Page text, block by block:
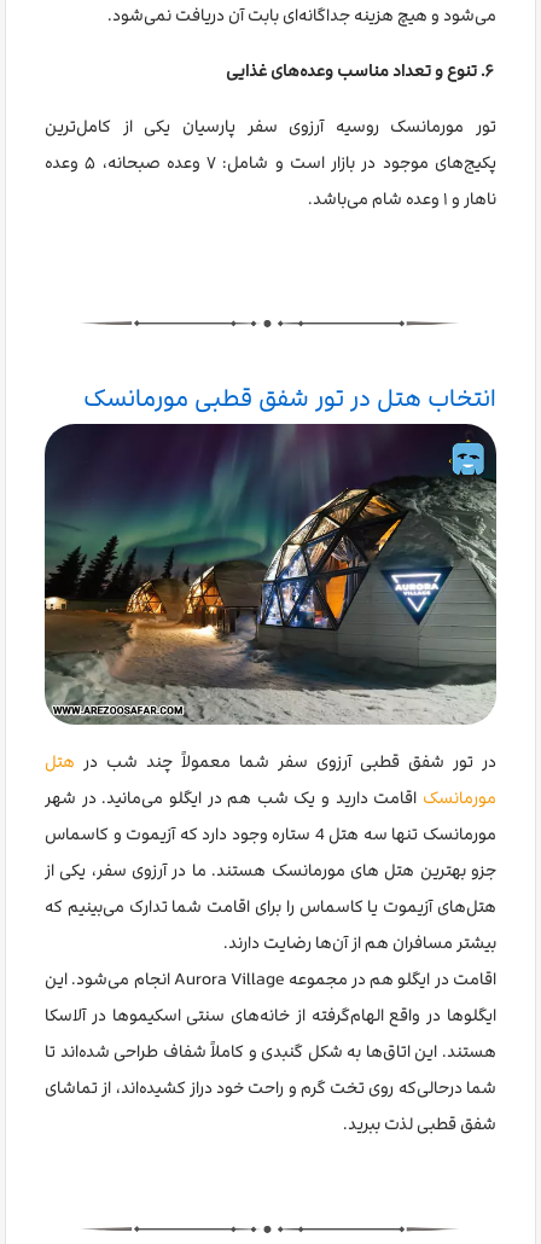
می‌شود و هیچ هزینه جداگانه‌ای بابت آن دریافت نمی‌شود.
۶. تنوع و تعداد مناسب وعده‌های غذایی
تور مورمانسک روسیه آرزوی سفر پارسیان یکی از کامل‌ترین
پکیج‌های موجود در بازار است و شامل: ۷ وعده صبحانه، ۵ وعده
ناهار و ۱ وعده شام می‌باشد.
انتخاب هتل در تور شفق قطبی مورمانسک
در تور شفق قطبی آرزوی سفر شما معمولاً چند شب در هتل
مورمانسک اقامت دارید و یک شب هم در ایگلو می‌مانید. در شهر
مورمانسک تنها سه هتل 4 ستاره وجود دارد که آزیموت و کاسماس
جزو بهترین هتل های مورمانسک هستند. ما در آرزوی سفر، یکی از
هتل‌های آزیموت یا کاسماس را برای اقامت شما تدارک می‌بینیم که
بیشتر مسافران هم از آن‌ها رضایت دارند.
اقامت در ایگلو هم در مجموعه Aurora Village انجام می‌شود. این
ایگلوها در واقع الهام‌گرفته از خانه‌های سنتی اسکیموها در آلاسکا
هستند. این اتاق‌ها به شکل گنبدی و کاملاً شفاف طراحی شده‌اند تا
شما درحالی‌که روی تخت گرم و راحت خود دراز کشیده‌اند، از تماشای
شفق قطبی لذت ببرید.